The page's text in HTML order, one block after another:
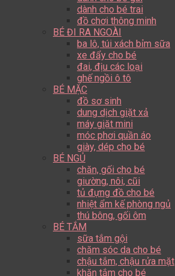
dành cho bé trai
đồ chơi thông minh
BÉ ĐI RA NGOÀI
ba lô, túi xách bỉm sữa
xe đẩy cho bé
đai, địu các loại
ghế ngồi ô tô
BÉ MẶC
đồ sơ sinh
dung dịch giặt xả
máy giặt mini
móc phơi quần áo
giày, dép cho bé
BÉ NGỦ
chăn, gối cho bé
giường, nôi, cũi
tủ đựng đồ cho bé
nhiệt ẩm kế phòng ngủ
thú bông, gối ôm
BÉ TẮM
sữa tắm gội
chăm sóc da cho bé
chậu tắm, chậu rửa mặt
khăn tắm cho bé